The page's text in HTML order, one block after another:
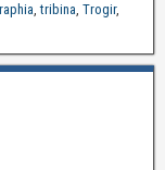
,tribina, Trogir,